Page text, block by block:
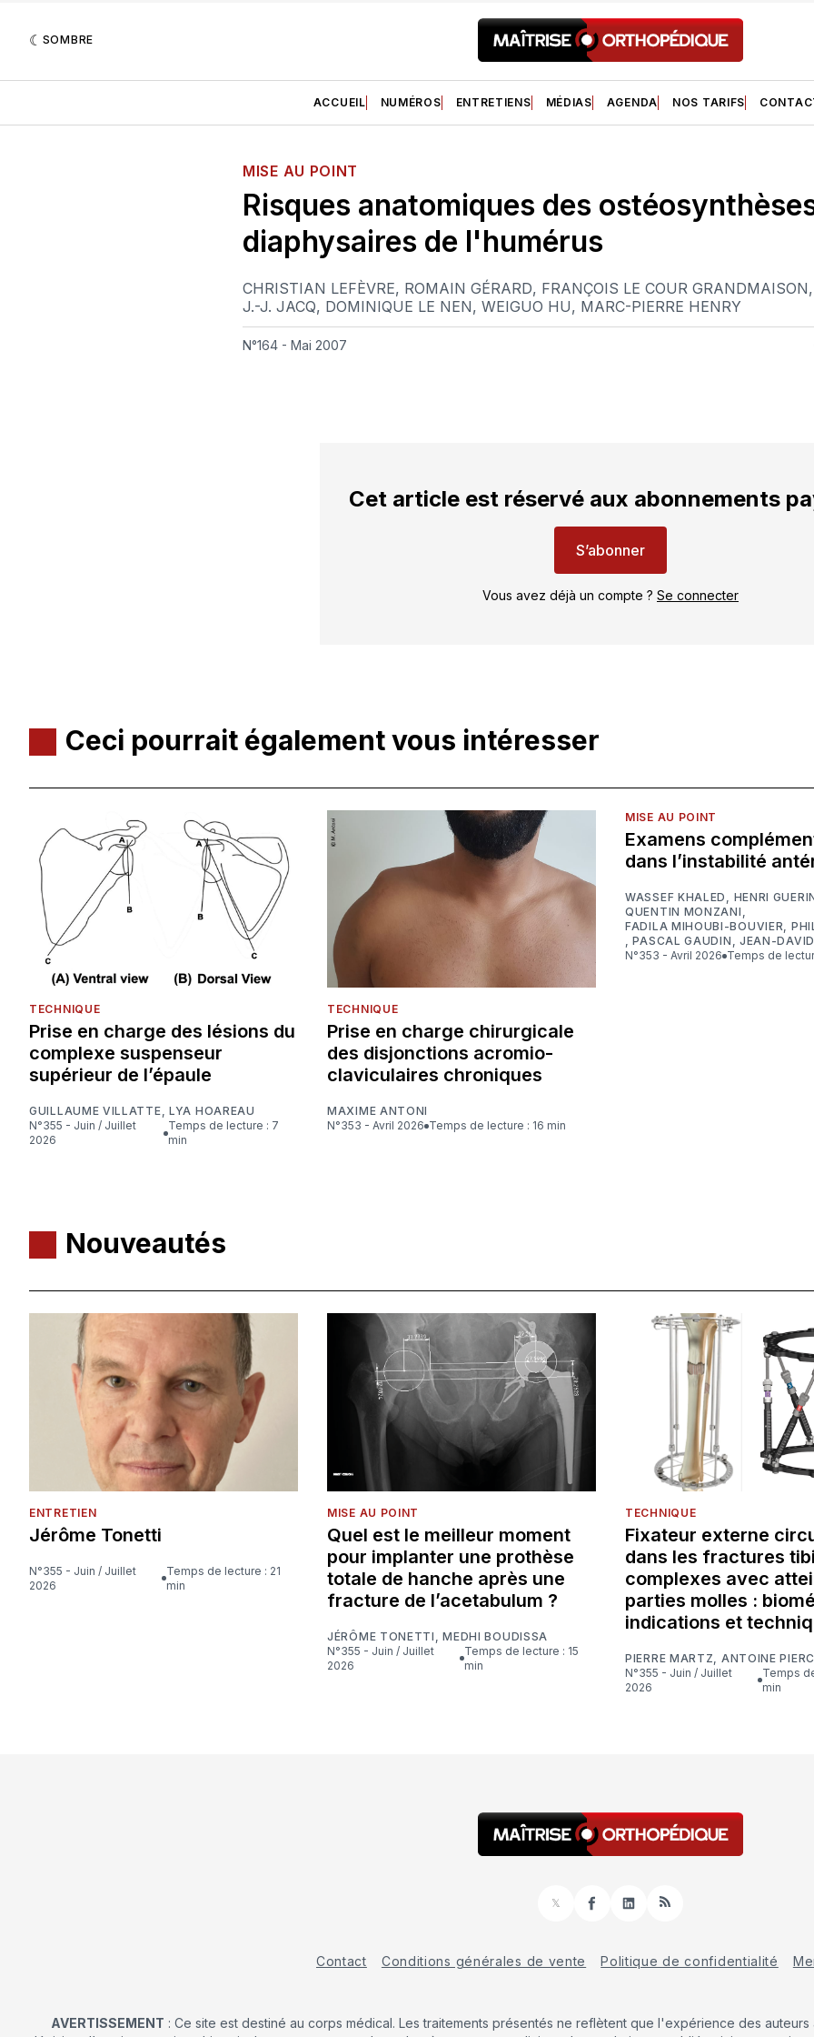
SOMBRE
ACCUEIL NUMÉROS ENTRETIENS MÉDIAS AGENDA NOS TARIFS
MISE AU POINT
Risques anatomiques des
diaphysaires de l'humérus
CHRISTIAN LEFÈVRE, ROMAIN GÉRARD, FRANÇOIS LE COUR GRANDMAISON,
J.-J. JACQ, DOMINIQUE LE NEN, WEIGUO HU, MARC-PIERRE HENRY
N°164 - Mai 2007
Cet article est réservé aux abonnements
S’abonner
Vous avez déjà un compte ? Se connecter
Ceci pourrait également vous intéresser
TECHNIQUE
Prise en charge des lésions du
complexe suspenseur
supérieur de l’épaule
GUILLAUME VILLATTE,LYA HOAREAU
N°355 - Juin / Juillet
2026
Temps de lecture : 7
min
TECHNIQUE
Prise en charge chirurgicale
des disjonctions acromio-
claviculaires chroniques
MAXIME ANTONI
N°353 - Avril 2026
Temps de lecture : 16 min
MISE AU POINT
Examens
dans l’instabilité
WASSEF KHALED , HENRI
QUENTIN MONZANI ,
FADILA MIHOUBI-BOUVIER,
,PASCAL GAUDIN , JEAN-
N°353 - Avril 2026
Temps de
Nouveautés
ENTRETIEN
Jérôme Tonetti
N°355 - Juin / Juillet
2026
Temps de lecture : 21
min
MISE AU POINT
Quel est le meilleur moment
pour implanter une prothèse
totale de hanche après une
fracture de l’acetabulum ?
JÉRÔME TONETTI ,MEDHI BOUDISSA
N°355 - Juin / Juillet
2026
Temps de lecture : 15
min
TECHNIQUE
Fixateur externe
dans les fractures
complexes avec
parties molles :
indications et
PIERRE MARTZ
ANTOINE
N°355 - Juin / Juillet
2026
Temps de lecture : 16
min
𝕏
FacebookLinkedInRSS
Contact Conditions générales de vente Politique de confidentialité
AVERTISSEMENT : Ce site est destiné au corps médical. Les traitements présentés ne reflètent que l'expérience des